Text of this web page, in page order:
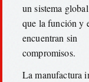
un sistema
que la función y
encuentran sin
compromisos.
La manufactura